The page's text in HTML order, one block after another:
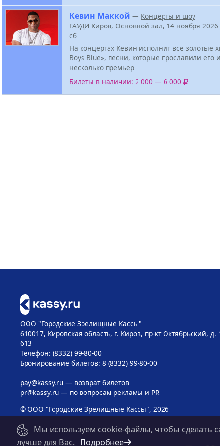
Кевин Маккой — Концерты и шоу
ГАУДИ Киров, Основной зал, 14 ноября 2026
сб
На концертах Кевин исполнит все золотые
Boys Blue», песни, которые прославили его
несколько премьер
Билеты в наличии: 2 000 — 6 000
ООО "Городские Зрелищные Кассы"
610017, Кировская область, г. Киров, пр-кт Октябрьский, д.
613
Телефон: (8332) 99-80-00
Бронирование билетов: 8 (8332) 99-80-00
pay@kassy.ru— возврат билетов
pr@kassy.ru— по вопросам рекламы и PR
© ООО "Городские Зрелищные Кассы", 2026
Мы используем cookie-файлы, чтобы сделать
лучше для Вас. Подробнее